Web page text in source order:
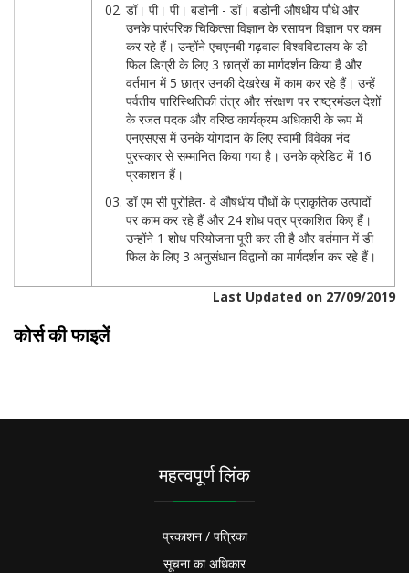
डॉ। पी। पी। बडोनी - डॉ। बडोनी औषधीय पौधे और
उनके पारंपरिक चिकित्सा विज्ञान के रसायन विज्ञान पर काम
कर रहे हैं। उन्होंने एचएनबी गढ़वाल विश्वविद्यालय के डी
फिल डिग्री के लिए 3 छात्रों का मार्गदर्शन किया है और
वर्तमान में 5 छात्र उनकी देखरेख में काम कर रहे हैं। उन्हें
पर्वतीय पारिस्थितिकी तंत्र और संरक्षण पर राष्ट्रमंडल देशों
के रजत पदक और वरिष्ठ कार्यक्रम अधिकारी के रूप में
एनएसएस में उनके योगदान के लिए स्वामी विवेका नंद
पुरस्कार से सम्मानित किया गया है। उनके क्रेडिट में 16
प्रकाशन हैं।
डॉ एम सी पुरोहित- वे औषधीय पौधों के प्राकृतिक उत्पादों
पर काम कर रहे हैं और 24 शोध पत्र प्रकाशित किए हैं।
उन्होंने 1 शोध परियोजना पूरी कर ली है और वर्तमान में डी
फिल के लिए 3 अनुसंधान विद्वानों का मार्गदर्शन कर रहे हैं।
Last Updated on 27/09/2019
कोर्स की फाइलें
महत्वपूर्ण लिंक
प्रकाशन / पत्रिका
सूचना का अधिकार